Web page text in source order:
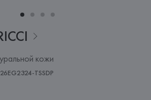
кожи
TSSDP